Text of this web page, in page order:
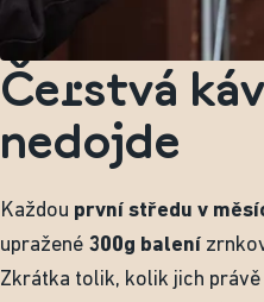
Čerstvá
nedojde
Každou první středu v
upražené 300g balení
Zkrátka tolik, kolik jich